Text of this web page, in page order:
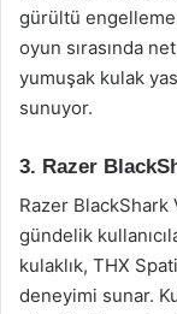
gürültü
oyun sırasında
yumuşak kulak
sunuyor.
3. Razer
Razer
gündelik
kulaklık, THX
deneyimi sunar.